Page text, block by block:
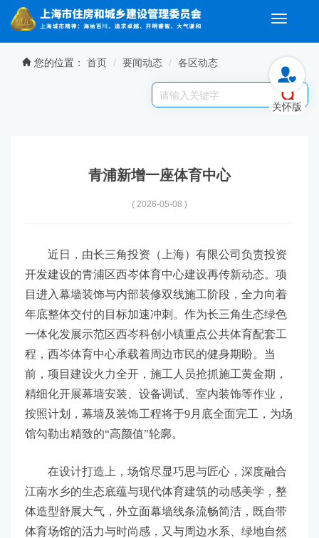
无障碍操作说明 跳转到网站导航区 跳转到主要内容区域
Toggle
您的位置： 首页 要闻动态 各区动态
青浦新增一座体育中心
( 2026-05-08 )
近日，由长三角投资（上海）有限公司负责投资
开发建设的青浦区西岑体育中心建设再传新动态。项
目进入幕墙装饰与内部装修双线施工阶段，全力向着
年底整体交付的目标加速冲刺。作为长三角生态绿色
一体化发展示范区西岑科创小镇重点公共体育配套工
程，西岑体育中心承载着周边市民的健身期盼。当
前，项目建设火力全开，施工人员抢抓施工黄金期，
精细化开展幕墙安装、设备调试、室内装饰等作业，
按照计划，幕墙及装饰工程将于9月底全面完工，为场
馆勾勒出精致的“高颜值”轮廓。
在设计打造上，场馆尽显巧思与匠心，深度融合
江南水乡的生态底蕴与现代体育建筑的动感美学，整
体造型舒展大气，外立面幕墙线条流畅简洁，既自带
体育场馆的活力与时尚感，又与周边水系、绿地自然
关怀版